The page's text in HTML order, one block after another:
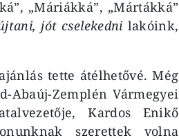
„Máriákká”, „Mártákká”
jót cselekedni lakóink,
tette átélhetővé. Még
Abaúj-Zemplén Vármegyei
Kardos Enikő
szerettek volna